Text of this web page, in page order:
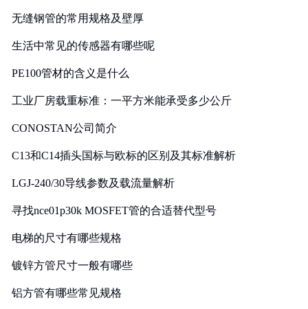
无缝钢管的常用规格及壁厚
生活中常见的传感器有哪些呢
PE100管材的含义是什么
工业厂房载重标准：一平方米能承受多少公斤
CONOSTAN公司简介
C13和C14插头国标与欧标的区别及其标准解析
LGJ-240/30导线参数及载流量解析
寻找nce01p30k MOSFET管的合适替代型号
电梯的尺寸有哪些规格
镀锌方管尺寸一般有哪些
铝方管有哪些常见规格